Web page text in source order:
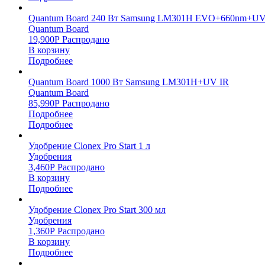
Quantum Board 240 Вт Samsung LM301H
Quantum Board
19,900Р Распродано
В корзину
Подробнее
Quantum Board 1000 Вт Samsung LM301H+UV IR
Quantum Board
85,990Р Распродано
Подробнее
Подробнее
Удобрение Clonex Pro Start 1 л
Удобрения
3,460Р Распродано
В корзину
Подробнее
Удобрение Clonex Pro Start 300 мл
Удобрения
1,360Р Распродано
В корзину
Подробнее